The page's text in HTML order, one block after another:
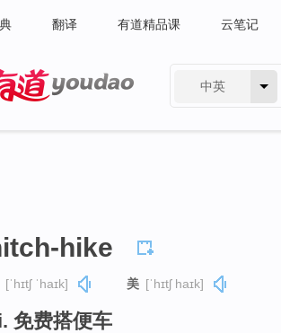
翻译 有道精品课 云笔记
中英
hike
[ˈhɪtʃ ˈhaɪk] 美 [ˈhɪtʃ haɪk]
免费搭便车